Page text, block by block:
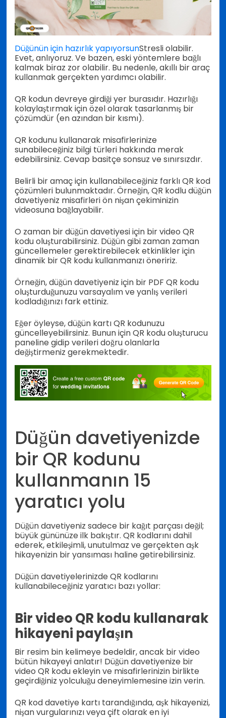
Düğünün için hazırlık yapıyorsunStresli olabilir.
Evet, anlıyoruz. Ve bazen, eski yöntemlere bağlı
kalmak biraz zor olabilir. Bu nedenle, akıllı bir araç
kullanmak gerçekten yardımcı olabilir.
QR kodun devreye girdiği yer burasıdır. Hazırlığı
kolaylaştırmak için özel olarak tasarlanmış bir
çözümdür (en azından bir kısmı).
QR kodunu kullanarak misafirlerinize
sunabileceğiniz bilgi türleri hakkında merak
edebilirsiniz. Cevap basitçe sonsuz ve sınırsızdır.
Belirli bir amaç için kullanabileceğiniz farklı QR kod
çözümleri bulunmaktadır. Örneğin, QR kodlu düğün
davetiyeniz misafirleri ön nişan çekiminizin
videosuna bağlayabilir.
O zaman bir düğün davetiyesi için bir video QR
kodu oluşturabilirsiniz. Düğün gibi zaman zaman
güncellemeler gerektirebilecek etkinlikler için
dinamik bir QR kodu kullanmanızı öneririz.
Örneğin, düğün davetiyeniz için bir PDF QR kodu
oluşturduğunuzu varsayalım ve yanlış verileri
kodladığınızı fark ettiniz.
Eğer öyleyse, düğün kartı QR kodunuzu
güncelleyebilirsiniz. Bunun için QR kodu oluşturucu
paneline gidip verileri doğru olanlarla
değiştirmeniz gerekmektedir.
Düğün davetiyenizde
bir QR kodunu
kullanmanın 15
yaratıcı yolu
Düğün davetiyeniz sadece bir kağıt parçası değil;
büyük gününüze ilk bakıştır. QR kodlarını dahil
ederek, etkileşimli, unutulmaz ve gerçekten aşk
hikayenizin bir yansıması haline getirebilirsiniz.
Düğün davetiyelerinizde QR kodlarını
kullanabileceğiniz yaratıcı bazı yollar:
Bir video QR kodu kullanarak
hikayeni paylaşın
Bir resim bin kelimeye bedeldir, ancak bir video
bütün hikayeyi anlatır! Düğün davetiyenize bir
video QR kodu ekleyin ve misafirlerinizin birlikte
geçirdiğiniz yolculuğu deneyimlemesine izin verin.
QR kod davetiye kartı tarandığında, aşk hikayenizi,
nişan vurgularınızı veya çift olarak en iyi